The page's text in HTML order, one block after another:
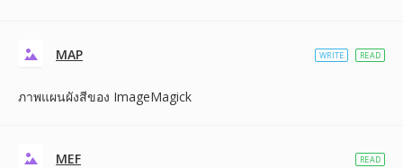
MAP
ภาพแผนผังสีของ ImageMagick
WRITE READ
MEF READ